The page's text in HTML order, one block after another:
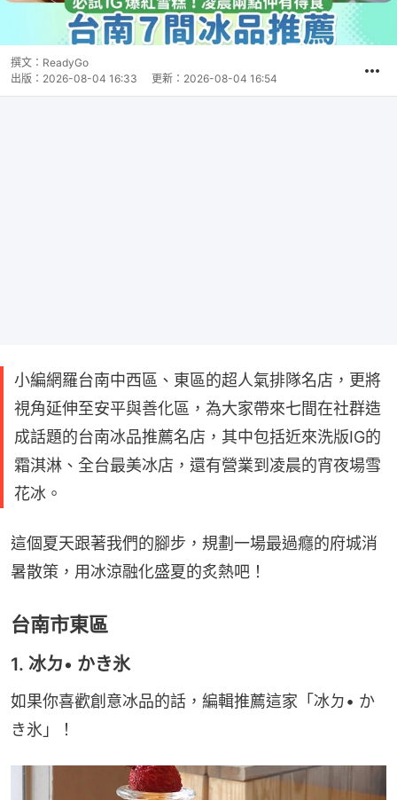
撰文： ReadyGo
出版： 2026-08-04 16:33 更新： 2026-08-04 16:54
小編網羅台南中西區、東區的超人氣排隊名店，更將
視角延伸至安平與善化區，為大家帶來七間在社群造
成話題的台南冰品推薦名店，其中包括近來洗版IG的
霜淇淋、全台最美冰店，還有營業到凌晨的宵夜場雪
花冰。
這個夏天跟著我們的腳步，規劃一場最過癮的府城消
暑散策，用冰涼融化盛夏的炙熱吧！
台南市東區
1. 冰ㄉ• かき氷
如果你喜歡創意冰品的話，編輯推薦這家「冰ㄉ• か
き氷」！